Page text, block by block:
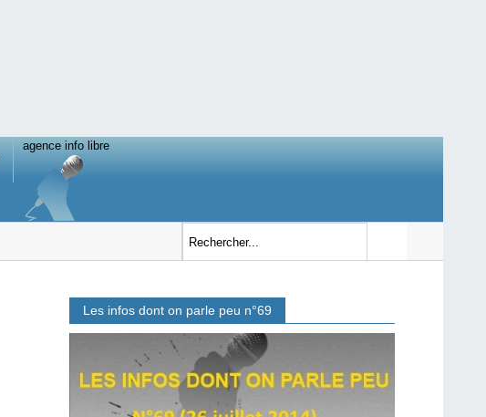
agence info libre
Les infos dont on parle peu n°69